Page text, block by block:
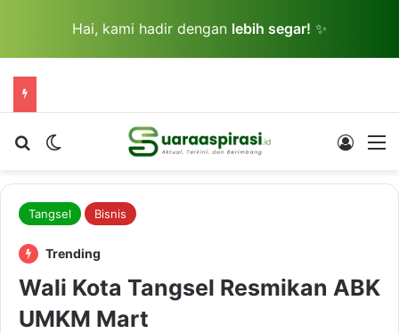
Hai, kami hadir dengan lebih segar! ✨
Cari berita...Switch skin Log In
Tangsel Bisnis
Trending
Wali Kota Tangsel Resmikan ABK
UMKM Mart